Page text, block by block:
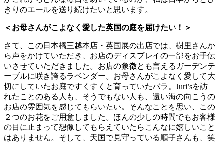
きりのエールを送り続けたいと思います。
＜お母さんがこよなく愛した英国の庭を届けたい！＞
さて、この日本橋三越本店・英国展の出店では、樹里さんか
ら声をかけていただき、お店のディスプレイの一部をお手伝
いさせていただきました。お店の象徴とも言えるガーデンテ
ーブルに咲き誇るラベンダー。お母さんがこよなく愛して大
切にしていたお庭ですくすくと育っていたバラ。Juri’sを訪
れたことのある人も、そうでもない人も、遠い海の向こうの
お店の雰囲気を感じてもらいたい。そんなことを思い、この
２つのお花をご用意しました。ほんの少しの時間でもお客様
の目に止まって想像してもらえていたらこんなに嬉しいこと
はありません。そして、天国で見守っている順子さんも、笑